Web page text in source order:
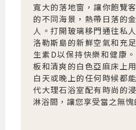
寬大的落地窗，讓你飽覽
的不同海景，熱帶日落的
人。打開玻璃移門通往私
洛勒斯島的新鮮空氣和充
生素D以保持快樂和健康
板和清爽的白色亞麻床上
白天或晚上的任何時候都
代大理石浴室配有時尚的
淋浴間，讓您享受當之無愧